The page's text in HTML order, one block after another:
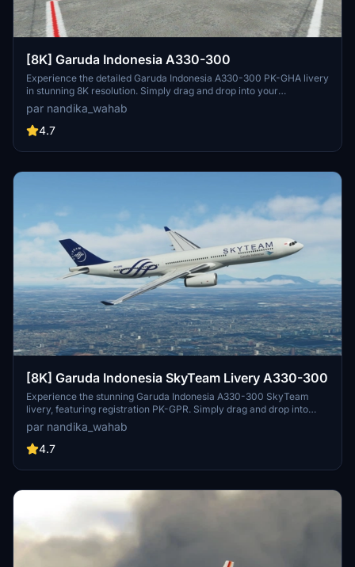
[8K] Garuda Indonesia A330-300
Experience the detailed Garuda Indonesia A330-300 PK-GHA livery
in stunning 8K resolution. Simply drag and drop into your
community folder for easy installation.
par nandika_wahab
4.7
[8K] Garuda Indonesia SkyTeam Livery A330-300
Experience the stunning Garuda Indonesia A330-300 SkyTeam
livery, featuring registration PK-GPR. Simply drag and drop into
your community folder to add this livery to your Microsoft Flight
Simulator collection.
par nandika_wahab
4.7